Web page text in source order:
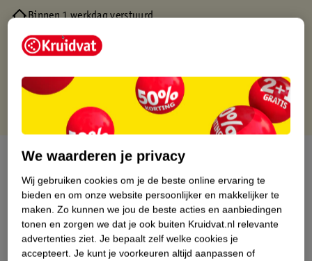
Binnen 1 werkdag verstuurd
Gratis thuisbezorgd
Gratis retourneren via verkooppartner.
Over dit product
Productinformatie
Etiketinformatie
We waarderen je privacy
Wij gebruiken cookies om je de beste online ervaring te
bieden en om onze website persoonlijker en makkelijker te
maken. Zo kunnen we jou de beste acties en aanbiedingen
tonen en zorgen we dat je ook buiten Kruidvat.nl relevante
advertenties ziet. Je bepaalt zelf welke cookies je
accepteert. Je kunt je voorkeuren altijd aanpassen of